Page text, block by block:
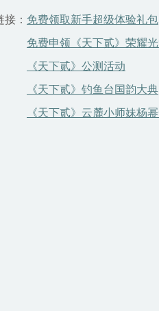
： 免费领取新手超级体验礼包
免费申领《天下贰》荣耀
《天下贰》公测活动
《天下贰》钓鱼台国韵大典
《天下贰》云麓小师妹杨